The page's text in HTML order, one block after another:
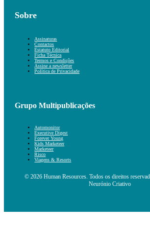
Sobre
Assinaturas
Contactos
Estatuto Editorial
Ficha Técnica
Termos e Condições
Assine a newsletter
Política de Privacidade
Grupo Multipublicações
Automonitor
Executive Digest
Forever Young
Kids Marketeer
Marketeer
Risco
Viagens & Resorts
© 2026 Human Resources. Todos os direitos
Neurónio Criativo